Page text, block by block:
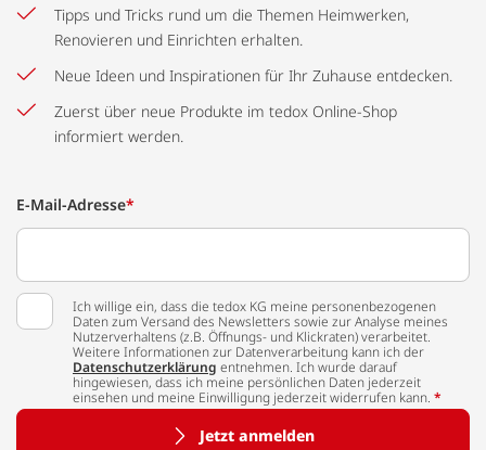
Tipps und Tricks rund um die Themen Heimwerken,
Renovieren und Einrichten erhalten.
Neue Ideen und Inspirationen für Ihr Zuhause entdecken.
Zuerst über neue Produkte im tedox Online-Shop
informiert werden.
E-Mail-Adresse*
Ich willige ein, dass die tedox KG meine personenbezogenen
Daten zum Versand des Newsletters sowie zur Analyse meines
Nutzerverhaltens (z.B. Öffnungs- und Klickraten) verarbeitet.
Weitere Informationen zur Datenverarbeitung kann ich der
Datenschutzerklärung entnehmen. Ich wurde darauf
hingewiesen, dass ich meine persönlichen Daten jederzeit
einsehen und meine Einwilligung jederzeit widerrufen kann. *
Jetzt anmelden